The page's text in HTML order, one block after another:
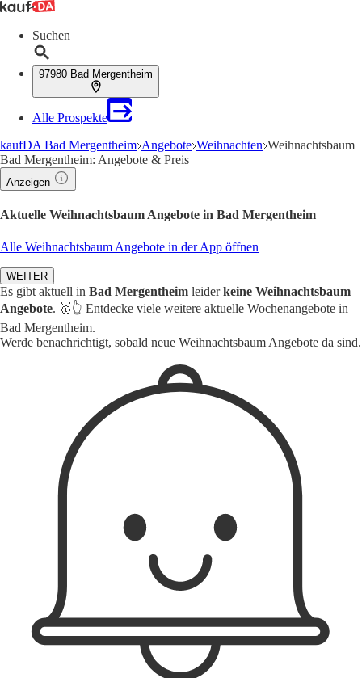
Suchen
97980 Bad Mergentheim
Alle Prospekte
kaufDA Bad Mergentheim Angebote Weihnachten Weihnachtsbaum
Bad Mergentheim: Angebote & Preis
Anzeigen
Aktuelle Weihnachtsbaum Angebote in Bad Mergentheim
Alle Weihnachtsbaum Angebote in der App öffnen
WEITER
Es gibt aktuell in Bad Mergentheim leiderkeine Weihnachtsbaum
Angebote. 🥇👆 Entdecke viele weitere aktuelle Wochenangebote in
Bad Mergentheim.
Werde benachrichtigt, sobald neue Weihnachtsbaum Angebote da sind.